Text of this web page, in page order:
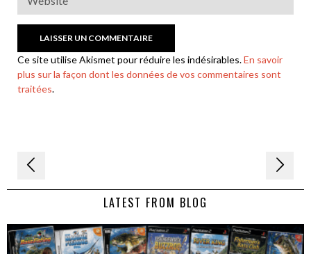
Ce site utilise Akismet pour réduire les indésirables.En savoir
plus sur la façon dont les données de vos commentaires sont
traitées.
Navigation
de LATEST FROM BLOG